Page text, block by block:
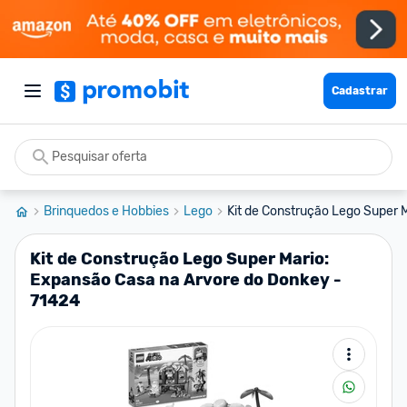
Cadastrar
Brinquedos e Hobbies Lego Kit de Construção Lego Super
Kit de Construção Lego Super Mario:
Expansão Casa na Arvore do Donkey -
71424